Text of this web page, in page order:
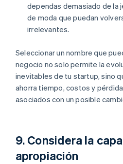
dependas demasiado de la
de moda que puedan
irrelevantes.
Seleccionar un nombre que
negocio no solo permite la
inevitables de tu startup, sino
ahorra tiempo, costos y
asociados con un posible
9. Considera la
apropiación